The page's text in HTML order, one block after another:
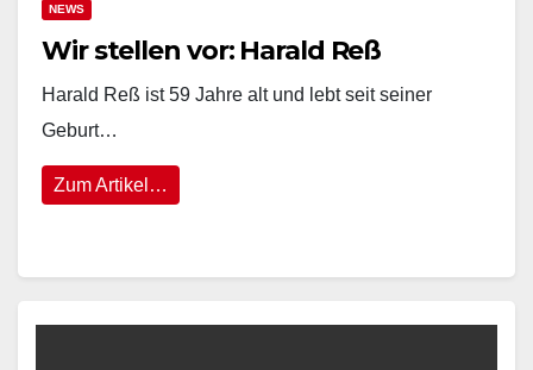
NEWS
Wir stellen vor: Harald Reß
Harald Reß ist 59 Jahre alt und lebt seit seiner
Geburt…
Zum Artikel…